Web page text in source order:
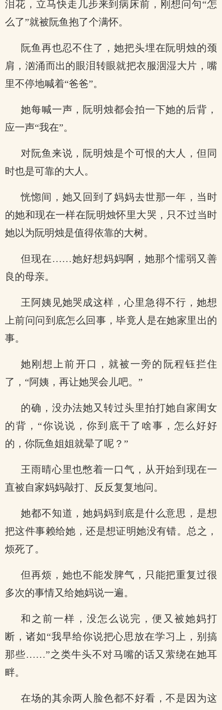
泪花，立马快走几步来到病床前，刚想问句“怎
么了”就被阮鱼抱了个满怀。
阮鱼再也忍不住了，她把头埋在阮明烛的颈
肩，汹涌而出的眼泪转眼就把衣服洇湿大片，嘴
里不停地喊着“爸爸”。
她每喊一声，阮明烛都会拍一下她的后背，
应一声“我在”。
对阮鱼来说，阮明烛是个可恨的大人，但同
时也是可靠的大人。
恍惚间，她又回到了妈妈去世那一年，当时
的她和现在一样在阮明烛怀里大哭，只不过当时
她以为阮明烛是值得依靠的大树。
但现在……她好想妈妈啊，她那个懦弱又善
良的母亲。
王阿姨见她哭成这样，心里急得不行，她想
上前问问到底怎么回事，毕竟人是在她家里出的
事。
她刚想上前开口，就被一旁的阮程钰拦住
了，“阿姨，再让她哭会儿吧。”
的确，没办法她又转过头里拍打她自家闺女
的背，“你说说，你到底干了啥事，怎么好好
的，你阮鱼姐姐就晕了呢？”
王雨晴心里也憋着一口气，从开始到现在一
直被自家妈妈敲打、反反复复地问。
她都不知道，她妈妈到底是什么意思，是想
把这件事赖给她，还是想证明她没有错。总之，
烦死了。
但再烦，她也不能发脾气，只能把重复过很
多次的事情又给她妈说一遍。
和之前一样，没怎么说完，便又被她妈打
断，诸如“我早给你说把心思放在学习上，别搞
那些……”之类牛头不对马嘴的话又萦绕在她耳
畔。
在场的其余两人脸色都不好看，不是因为这